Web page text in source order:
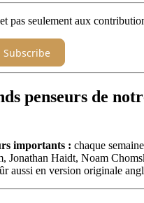
pas seulement aux
Subscribe
penseurs de
importants : chaque
Jonathan Haidt, Noam
aussi en version originale